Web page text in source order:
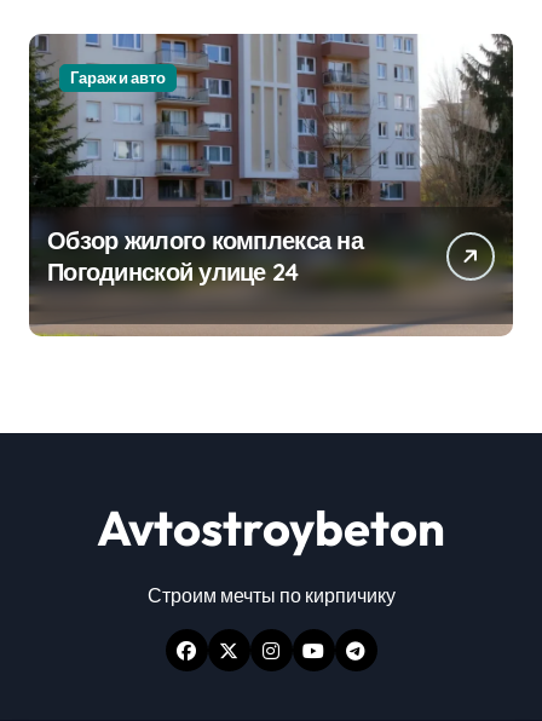
Гараж и авто
Обзор жилого комплекса на
Погодинской улице 24
Avtostroybeton
Строим мечты по кирпичику